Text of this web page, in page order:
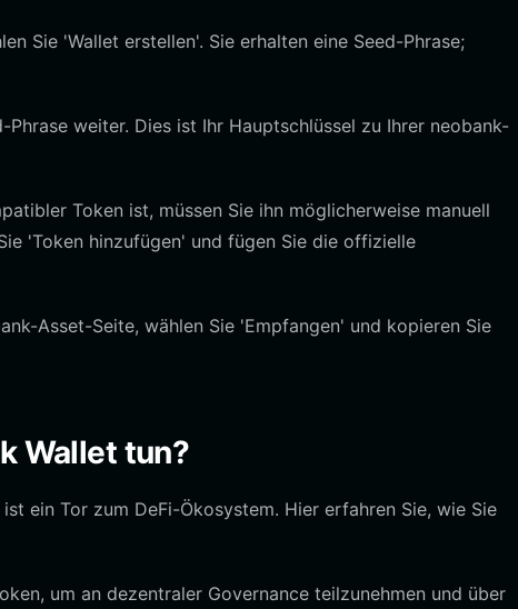
Sie 'Wallet erstellen'. Sie erhalten eine Seed-Phrase;
Phrase weiter. Dies ist Ihr Hauptschlüssel zu Ihrer neobank-
Token ist, müssen Sie ihn möglicherweise manuell
'Token hinzufügen' und fügen Sie die offizielle
Asset-Seite, wählen Sie 'Empfangen' und kopieren Sie
Wallet tun?
ein Tor zum DeFi-Ökosystem. Hier erfahren Sie, wie Sie
um an dezentraler Governance teilzunehmen und über